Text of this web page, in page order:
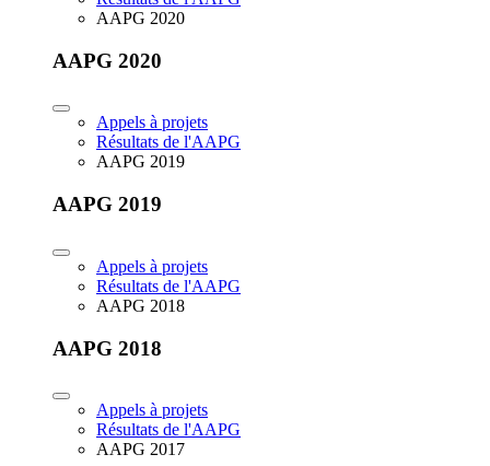
AAPG 2020
AAPG 2020
Appels à projets
Résultats de l'AAPG
AAPG 2019
AAPG 2019
Appels à projets
Résultats de l'AAPG
AAPG 2018
AAPG 2018
Appels à projets
Résultats de l'AAPG
AAPG 2017